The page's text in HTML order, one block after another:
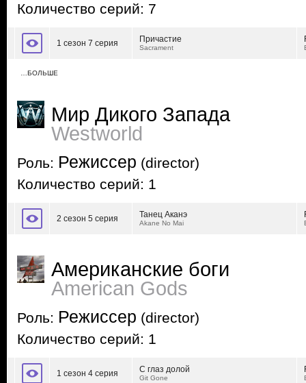
Количество серий: 7
1 сезон 7 серия Причастие
Sacrament
…БОЛЬШЕ
Мир Дикого Запада
Westworld
Роль: Режиссер (director)
Количество серий: 1
2 сезон 5 серия Танец Аканэ
Akane No Mai
Американские боги
American Gods
Роль: Режиссер (director)
Количество серий: 1
1 сезон 4 серия С глаз долой
Git Gone